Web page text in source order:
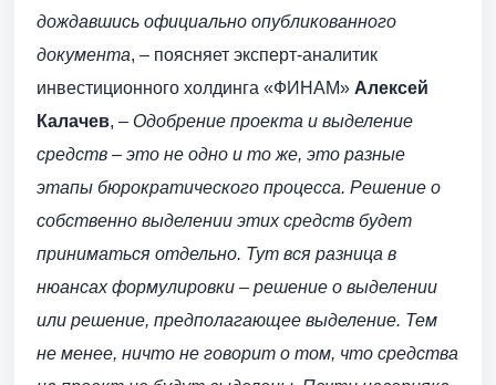
дождавшись официально опубликованного
документа, – поясняет эксперт-аналитик
инвестиционного холдинга «ФИНАМ» Алексей
Калачев, – Одобрение проекта и выделение
средств – это не одно и то же, это разные
этапы бюрократического процесса. Решение о
собственно выделении этих средств будет
приниматься отдельно. Тут вся разница в
нюансах формулировки – решение о выделении
или решение, предполагающее выделение. Тем
не менее, ничто не говорит о том, что средства